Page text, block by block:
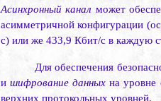
Асинхронный канал может
асимметричной конфигурации
с) или же 433,9 Кбит/с в каждую
Для обеспечения
и шифрова­ние данныхна уровне
верхних протокольных уровней.